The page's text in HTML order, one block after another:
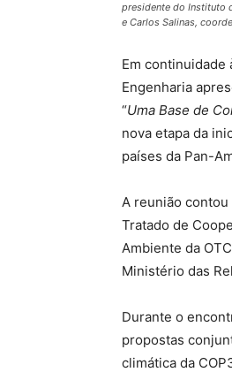
presidente do Instituto
e Carlos Salinas,
Em continuidade
Engenharia
“Uma Base de
nova etapa da
países da Pan-
A reunião
Tratado de
Ambiente da
Ministério das
Durante o
propostas
climática da